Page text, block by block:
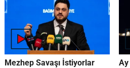
Mezhep Savaşı İstiyorlar
Ay